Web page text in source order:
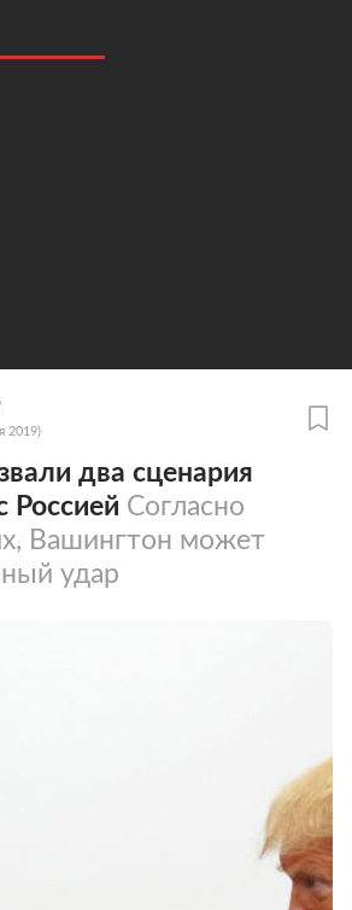
2019)
два сценария
Согласно
Вашингтон может
удар